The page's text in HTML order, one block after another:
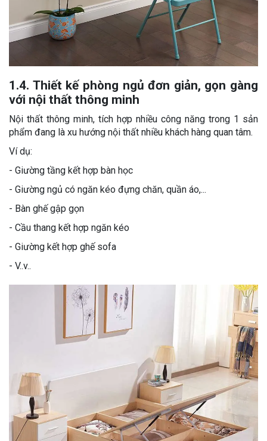
1.4. Thiết kế phòng ngủ đơn giản, gọn gàng
với nội thất thông minh
Nội thất thông minh, tích hợp nhiều công năng trong 1 sản
phẩm đang là xu hướng nội thất nhiều khách hàng quan tâm.
Ví dụ:
- Giường tầng kết hợp bàn học
- Giường ngủ có ngăn kéo đựng chăn, quần áo,...
- Bàn ghế gập gọn
- Cầu thang kết hợp ngăn kéo
- Giường kết hợp ghế sofa
- V..v..